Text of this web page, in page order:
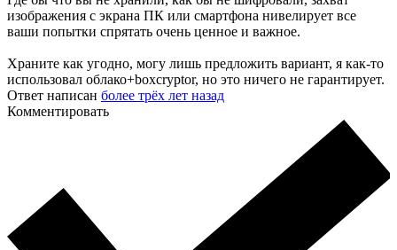
изображения с экрана ПК или смартфона нивелирует все
ваши попытки спрятать очень ценное и важное.
Храните как угодно, могу лишь предложить вариант, я как-то
использовал облако+boxcryptor, но это ничего не гарантирует.
Ответ написан более трёх лет назад
Комментировать